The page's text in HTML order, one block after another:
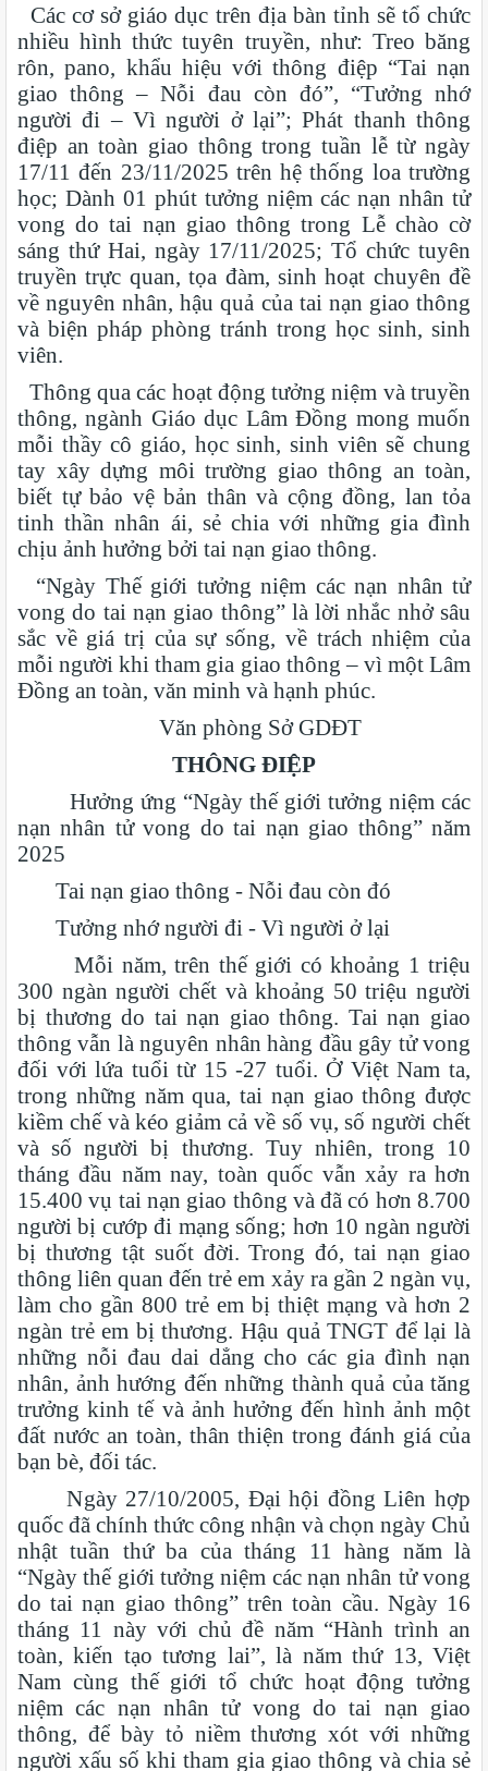
Các cơ sở giáo dục trên địa bàn tỉnh sẽ tổ chức
nhiều hình thức tuyên truyền, như: Treo băng
rôn, pano, khẩu hiệu với thông điệp “Tai nạn
giao thông – Nỗi đau còn đó”, “Tưởng nhớ
người đi – Vì người ở lại”; Phát thanh thông
điệp an toàn giao thông trong tuần lễ từ ngày
17/11 đến 23/11/2025 trên hệ thống loa trường
học; Dành 01 phút tưởng niệm các nạn nhân tử
vong do tai nạn giao thông trong Lễ chào cờ
sáng thứ Hai, ngày 17/11/2025; Tổ chức tuyên
truyền trực quan, tọa đàm, sinh hoạt chuyên đề
về nguyên nhân, hậu quả của tai nạn giao thông
và biện pháp phòng tránh trong học sinh, sinh
viên.
Thông qua các hoạt động tưởng niệm và truyền
thông, ngành Giáo dục Lâm Đồng mong muốn
mỗi thầy cô giáo, học sinh, sinh viên sẽ chung
tay xây dựng môi trường giao thông an toàn,
biết tự bảo vệ bản thân và cộng đồng, lan tỏa
tinh thần nhân ái, sẻ chia với những gia đình
chịu ảnh hưởng bởi tai nạn giao thông.
“Ngày Thế giới tưởng niệm các nạn nhân tử
vong do tai nạn giao thông” là lời nhắc nhở sâu
sắc về giá trị của sự sống, về trách nhiệm của
mỗi người khi tham gia giao thông – vì một Lâm
Đồng an toàn, văn minh và hạnh phúc.
Văn phòng Sở GDĐT
THÔNG ĐIỆP
Hưởng ứng “Ngày thế giới tưởng niệm các
nạn nhân tử vong do tai nạn giao thông” năm
2025
Tai nạn giao thông - Nỗi đau còn đó
Tưởng nhớ người đi - Vì người ở lại
Mỗi năm, trên thế giới có khoảng 1 triệu
300 ngàn người chết và khoảng 50 triệu người
bị thương do tai nạn giao thông. Tai nạn giao
thông vẫn là nguyên nhân hàng đầu gây tử vong
đối với lứa tuổi từ 15 -27 tuổi. Ở Việt Nam ta,
trong những năm qua, tai nạn giao thông được
kiềm chế và kéo giảm cả về số vụ, số người chết
và số người bị thương. Tuy nhiên, trong 10
tháng đầu năm nay, toàn quốc vẫn xảy ra hơn
15.400 vụ tai nạn giao thông và đã có hơn 8.700
người bị cướp đi mạng sống; hơn 10 ngàn người
bị thương tật suốt đời. Trong đó, tai nạn giao
thông liên quan đến trẻ em xảy ra gần 2 ngàn vụ,
làm cho gần 800 trẻ em bị thiệt mạng và hơn 2
ngàn trẻ em bị thương. Hậu quả TNGT để lại là
những nỗi đau dai dẳng cho các gia đình nạn
nhân, ảnh hướng đến những thành quả của tăng
trưởng kinh tế và ảnh hưởng đến hình ảnh một
đất nước an toàn, thân thiện trong đánh giá của
bạn bè, đối tác.
Ngày 27/10/2005, Đại hội đồng Liên hợp
quốc đã chính thức công nhận và chọn ngày Chủ
nhật tuần thứ ba của tháng 11 hàng năm là
“Ngày thế giới tưởng niệm các nạn nhân tử vong
do tai nạn giao thông” trên toàn cầu. Ngày 16
tháng 11 này với chủ đề năm “Hành trình an
toàn, kiến tạo tương lai”, là năm thứ 13, Việt
Nam cùng thế giới tổ chức hoạt động tưởng
niệm các nạn nhân tử vong do tai nạn giao
thông, để bày tỏ niềm thương xót với những
người xấu số khi tham gia giao thông và chia sẻ